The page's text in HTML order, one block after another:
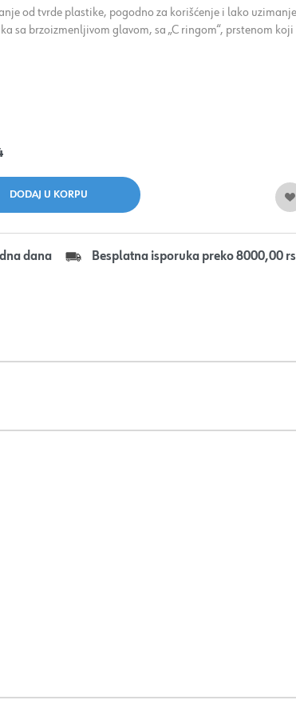
od tvrde plastike, pogodno za korišćenje i lako
sa brzoizmenljivom glavom, sa „C ringom“, prstenom
dana Besplatna isporuka preko 8000,00